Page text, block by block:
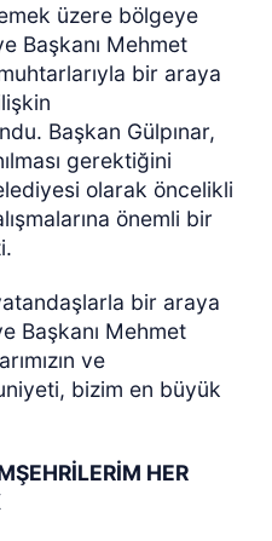
üzere bölgeye
Başkanı Mehmet
bir araya
Başkan Gülpınar,
gerektiğini
olarak öncelikli
önemli bir
bir araya
Başkanı Mehmet
ve
bizim en büyük
HER